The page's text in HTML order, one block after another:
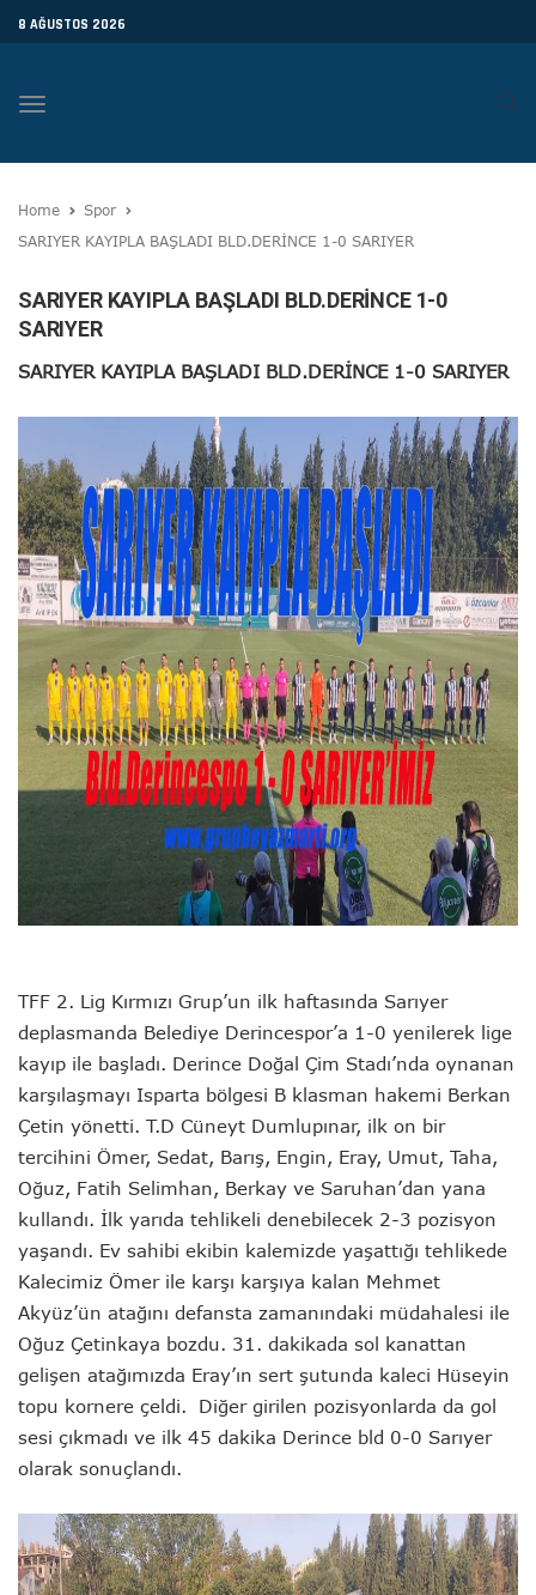
8 AĞUSTOS 2026
Toggle
Home
Spor
SARIYER KAYIPLA BAŞLADI BLD.DERİNCE 1-0 SARIYER
SARIYER KAYIPLA BAŞLADI BLD.DERİNCE 1-0
SARIYER
SARIYER KAYIPLA BAŞLADI BLD.DERİNCE 1-0 SARIYER
TFF 2. Lig Kırmızı Grup’un ilk haftasında Sarıyer
deplasmanda Belediye Derincespor’a 1-0 yenilerek lige
kayıp ile başladı. Derince Doğal Çim Stadı’nda oynanan
karşılaşmayı Isparta bölgesi B klasman hakemi Berkan
Çetin yönetti. T.D Cüneyt Dumlupınar, ilk on bir
tercihini Ömer, Sedat, Barış, Engin, Eray, Umut, Taha,
Oğuz, Fatih Selimhan, Berkay ve Saruhan’dan yana
kullandı. İlk yarıda tehlikeli denebilecek 2-3 pozisyon
yaşandı. Ev sahibi ekibin kalemizde yaşattığı tehlikede
Kalecimiz Ömer ile karşı karşıya kalan Mehmet
Akyüz’ün atağını defansta zamanındaki müdahalesi ile
Oğuz Çetinkaya bozdu. 31. dakikada sol kanattan
gelişen atağımızda Eray’ın sert şutunda kaleci Hüseyin
topu kornere çeldi. Diğer girilen pozisyonlarda da gol
sesi çıkmadı ve ilk 45 dakika Derince bld 0-0 Sarıyer
olarak sonuçlandı.